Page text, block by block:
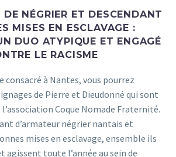
NÉGRIER ET DESCENDANT
MISES EN ESCLAVAGE :
DUO ATYPIQUE ET ENGAGÉ
LE RACISME
consacré à Nantes, vous pourrez
de Pierre et Dieudonné qui sont
l’association Coque Nomade Fraternité.
d’armateur négrier nantais et
mises en esclavage, ensemble ils
agissent toute l’année au sein de